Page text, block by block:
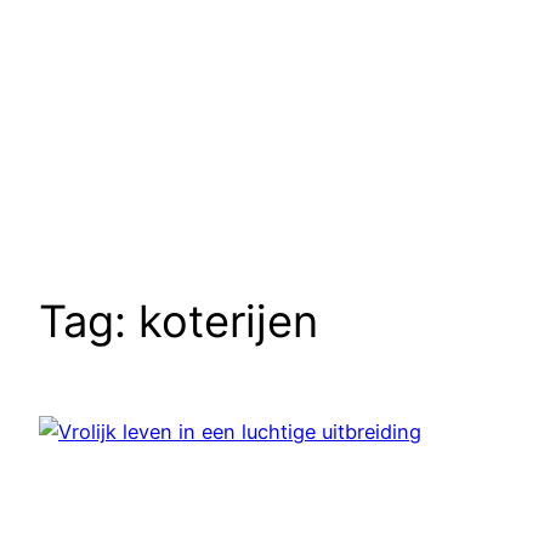
Tag: koterijen